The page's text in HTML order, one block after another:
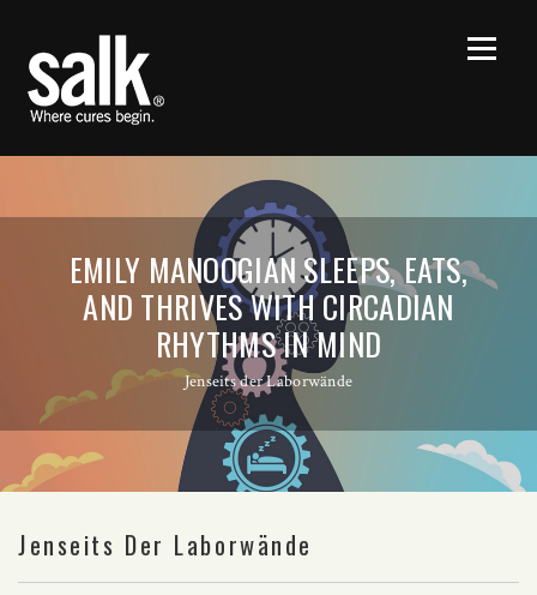
EMILY MANOOGIAN SLEEPS, EATS,
AND THRIVES WITH CIRCADIAN
RHYTHMS IN MIND
Jenseits der Laborwände
Jenseits Der Laborwände